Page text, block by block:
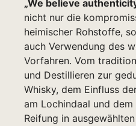
„We believe
nicht nur die
heimischer Rohstoffe,
auch Verwendung des
Vorfahren. Vom
und Destillieren zur
Whisky, dem Einfluss
am Lochindaal und
Reifung in